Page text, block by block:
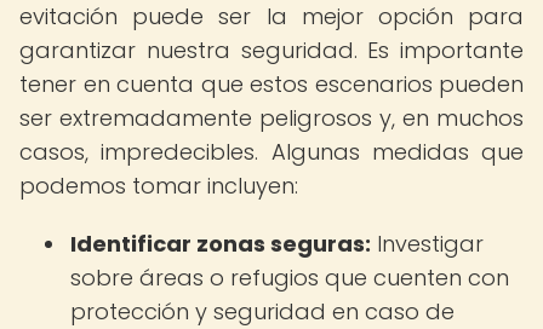
evitación puede ser la mejor opción para
garantizar nuestra seguridad. Es importante
tener en cuenta que estos escenarios pueden
ser extremadamente peligrosos y, en muchos
casos, impredecibles. Algunas medidas que
podemos tomar incluyen:
Identificar zonas seguras: Investigar
sobre áreas o refugios que cuenten con
protección y seguridad en caso de